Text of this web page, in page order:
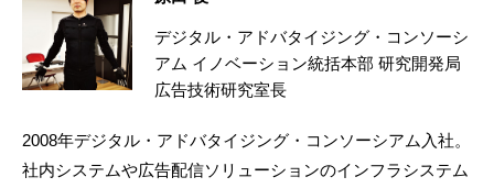
デジタル・アドバタイジング・コンソーシ
アム イノベーション統括本部 研究開発局
広告技術研究室長
2008年デジタル・アドバタイジング・コンソーシアム入社。
社内システムや広告配信ソリューションのインフラシステム